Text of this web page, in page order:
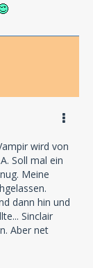
wird von
Soll mal ein
Meine
dann hin und
Sinclair
Aber net